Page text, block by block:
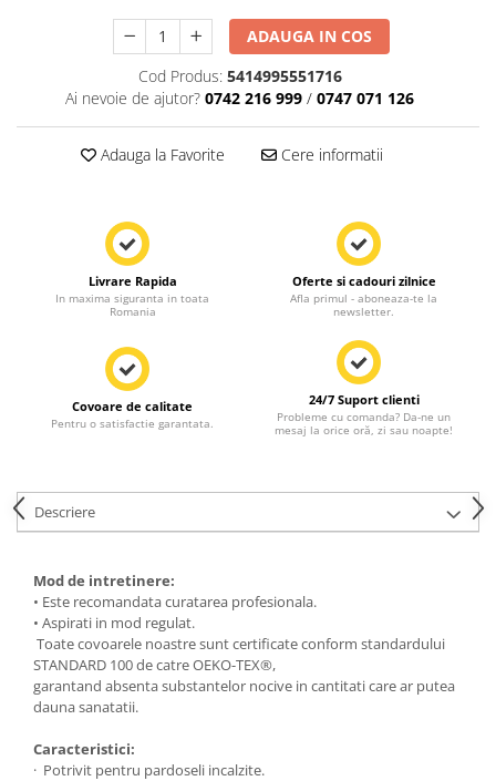
ADAUGA IN COS
Cod Produs: 5414995551716
Ai nevoie de ajutor? 0742 216 999 / 0747 071 126
Adauga la Favorite Cere informatii
Livrare Rapida
In maxima siguranta in toata
Romania
Oferte si cadouri zilnice
Afla primul - aboneaza-te la
newsletter.
Covoare de calitate
Pentru o satisfactie garantata.
24/7 Suport clienti
Probleme cu comanda? Da-ne un
mesaj la orice oră, zi sau noapte!
Descriere
Mod de intretinere:
• Este recomandata curatarea profesionala.
• Aspirati in mod regulat.
Toate covoarele noastre sunt certificate conform standardului
STANDARD 100 de catre OEKO-TEX®,
garantand absenta substantelor nocive in cantitati care ar putea
dauna sanatatii.
Caracteristici:
· Potrivit pentru pardoseli incalzite.